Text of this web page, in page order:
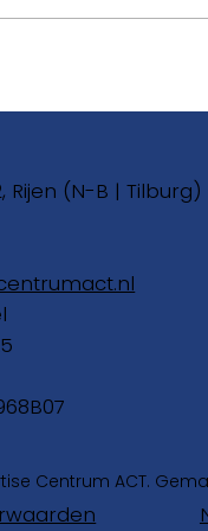
Rijen (N-B |
Centrum ACT.